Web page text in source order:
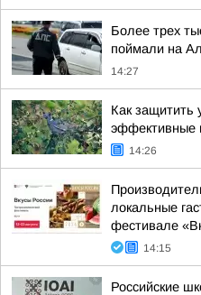
Более трех
поймали на
14:27
Как защитить
эффективные
14:26
локальные
фестивале
14:15
Российские